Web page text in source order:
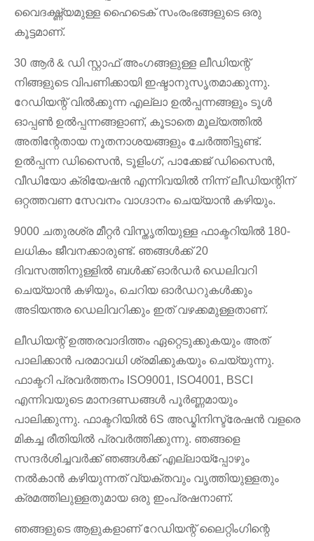
വൈദഗ്ദ്ധ്യമുള്ള ഹൈടെക് സംരംഭങ്ങളുടെ ഒരു
കൂട്ടമാണ്.
30 ആർ & ഡി സ്റ്റാഫ് അംഗങ്ങളുള്ള ലീഡിയന്റ്
നിങ്ങളുടെ വിപണിക്കായി ഇഷ്ടാനുസൃതമാക്കുന്നു.
റേഡിയന്റ് വിൽക്കുന്ന എല്ലാ ഉൽപ്പന്നങ്ങളും ടൂൾ
ഓപ്പൺ ഉൽപ്പന്നങ്ങളാണ്, കൂടാതെ മൂല്യത്തിൽ
അതിന്റേതായ നൂതനാശയങ്ങളും ചേർത്തിട്ടുണ്ട്.
ഉൽപ്പന്ന ഡിസൈൻ, ടൂളിംഗ്, പാക്കേജ് ഡിസൈൻ,
വീഡിയോ ക്രിയേഷൻ എന്നിവയിൽ നിന്ന് ലീഡിയന്റിന്
ഒറ്റത്തവണ സേവനം വാഗ്ദാനം ചെയ്യാൻ കഴിയും.
9000 ചതുരശ്ര മീറ്റർ വിസ്തൃതിയുള്ള ഫാക്ടറിയിൽ 180-
ലധികം ജീവനക്കാരുണ്ട്. ഞങ്ങൾക്ക് 20
ദിവസത്തിനുള്ളിൽ ബൾക്ക് ഓർഡർ ഡെലിവറി
ചെയ്യാൻ കഴിയും, ചെറിയ ഓർഡറുകൾക്കും
അടിയന്തര ഡെലിവറിക്കും ഇത് വഴക്കമുള്ളതാണ്.
ലീഡിയന്റ് ഉത്തരവാദിത്തം ഏറ്റെടുക്കുകയും അത്
പാലിക്കാൻ പരമാവധി ശ്രമിക്കുകയും ചെയ്യുന്നു.
ഫാക്ടറി പ്രവർത്തനം ISO9001, ISO4001, BSCI
എന്നിവയുടെ മാനദണ്ഡങ്ങൾ പൂർണ്ണമായും
പാലിക്കുന്നു. ഫാക്ടറിയിൽ 6S അഡ്മിനിസ്ട്രേഷൻ വളരെ
മികച്ച രീതിയിൽ പ്രവർത്തിക്കുന്നു. ഞങ്ങളെ
സന്ദർശിച്ചവർക്ക് ഞങ്ങൾക്ക് എല്ലായ്പ്പോഴും
നൽകാൻ കഴിയുന്നത് വ്യക്തവും വൃത്തിയുള്ളതും
ക്രമത്തിലുള്ളതുമായ ഒരു ഇംപ്രഷനാണ്.
ഞങ്ങളുടെ ആളുകളാണ് റേഡിയന്റ് ലൈറ്റിംഗിന്റെ